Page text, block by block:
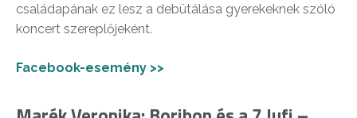
családapának ez lesz a debütálása gyerekeknek szóló
koncert szereplőjeként.
Facebook-esemény >>